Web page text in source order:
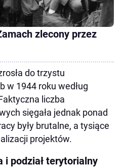
zlecony przez
do trzystu
w 1944 roku według
liczba
sięgała jednak ponad
były brutalne, a tysiące
projektów.
i podział terytorialny